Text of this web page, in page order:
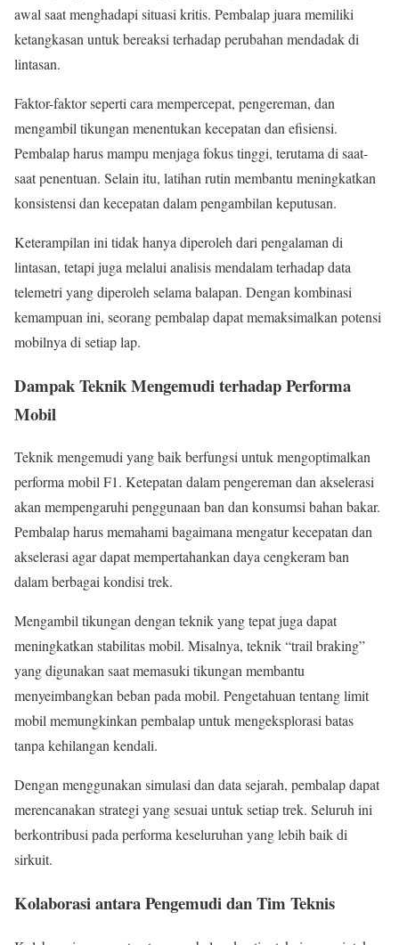
awal saat menghadapi situasi kritis. Pembalap juara memiliki
ketangkasan untuk bereaksi terhadap perubahan mendadak di
lintasan.
Faktor-faktor seperti cara mempercepat, pengereman, dan
mengambil tikungan menentukan kecepatan dan efisiensi.
Pembalap harus mampu menjaga fokus tinggi, terutama di saat-
saat penentuan. Selain itu, latihan rutin membantu meningkatkan
konsistensi dan kecepatan dalam pengambilan keputusan.
Keterampilan ini tidak hanya diperoleh dari pengalaman di
lintasan, tetapi juga melalui analisis mendalam terhadap data
telemetri yang diperoleh selama balapan. Dengan kombinasi
kemampuan ini, seorang pembalap dapat memaksimalkan potensi
mobilnya di setiap lap.
Dampak Teknik Mengemudi terhadap Performa
Mobil
Teknik mengemudi yang baik berfungsi untuk mengoptimalkan
performa mobil F1. Ketepatan dalam pengereman dan akselerasi
akan mempengaruhi penggunaan ban dan konsumsi bahan bakar.
Pembalap harus memahami bagaimana mengatur kecepatan dan
akselerasi agar dapat mempertahankan daya cengkeram ban
dalam berbagai kondisi trek.
Mengambil tikungan dengan teknik yang tepat juga dapat
meningkatkan stabilitas mobil. Misalnya, teknik “trail braking”
yang digunakan saat memasuki tikungan membantu
menyeimbangkan beban pada mobil. Pengetahuan tentang limit
mobil memungkinkan pembalap untuk mengeksplorasi batas
tanpa kehilangan kendali.
Dengan menggunakan simulasi dan data sejarah, pembalap dapat
merencanakan strategi yang sesuai untuk setiap trek. Seluruh ini
berkontribusi pada performa keseluruhan yang lebih baik di
sirkuit.
Kolaborasi antara Pengemudi dan Tim Teknis